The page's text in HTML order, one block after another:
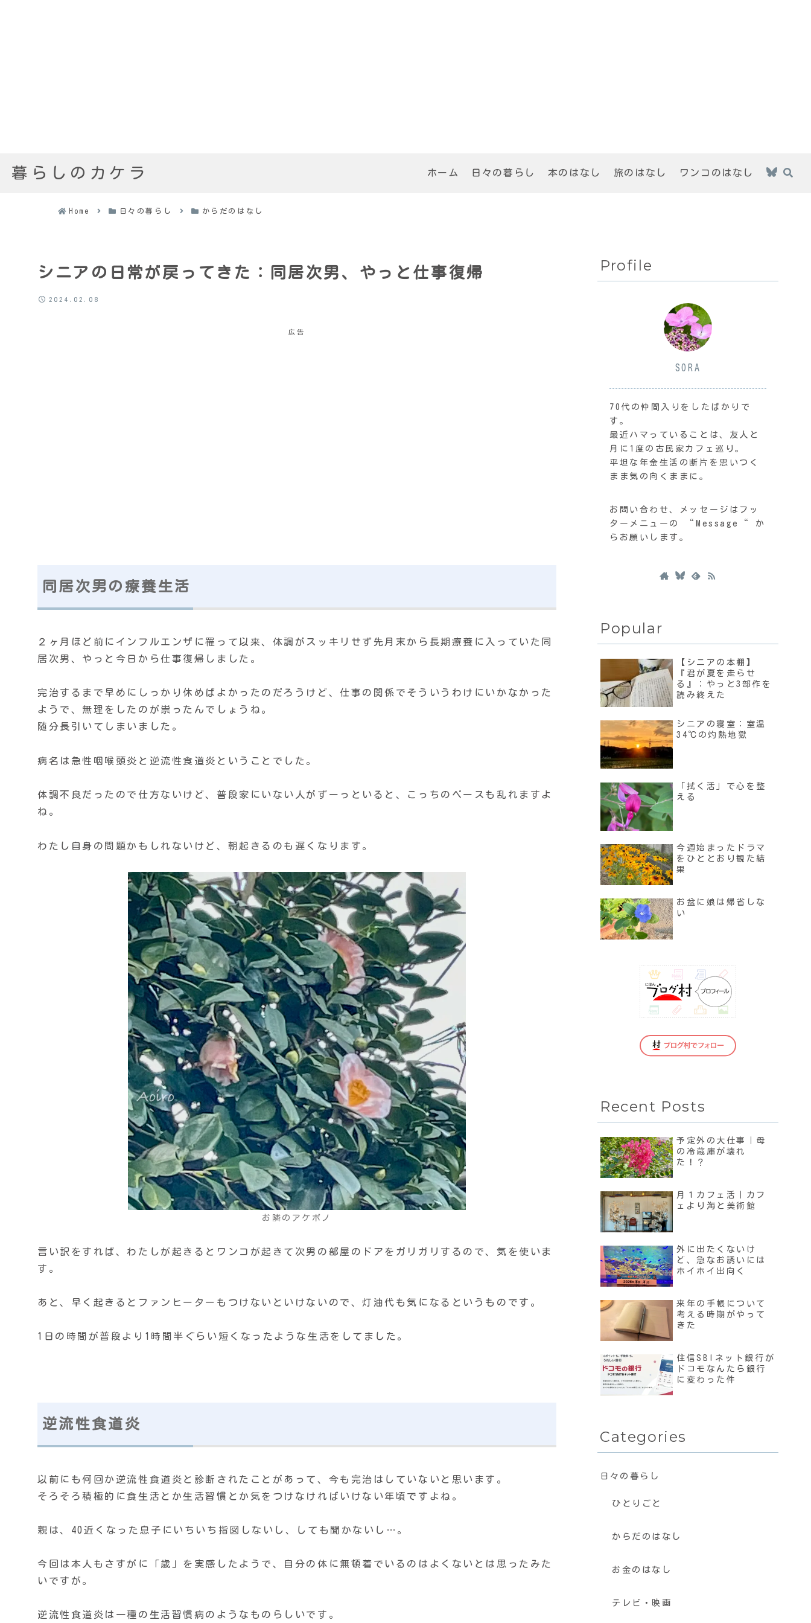
暮らしのカケラ ホーム 日々の暮らし 本のはなし 旅のはなし ワンコのはなし
Home 日々の暮らし からだのはなし
シニアの日常が戻ってきた：同居次男、やっと仕事復帰
2024.02.08
広告
同居次男の療養生活
２ヶ月ほど前にインフルエンザに罹って以来、体調がスッキリせず先月末から長期療養に入っていた同
居次男、やっと今日から仕事復帰しました。
完治するまで早めにしっかり休めばよかったのだろうけど、仕事の関係でそういうわけにいかなかった
ようで、無理をしたのが祟ったんでしょうね。
随分長引いてしまいました。
病名は急性咽喉頭炎と逆流性食道炎ということでした。
体調不良だったので仕方ないけど、普段家にいない人がずーっといると、こっちのペースも乱れますよ
ね。
わたし自身の問題かもしれないけど、朝起きるのも遅くなります。
お隣のアケボノ
言い訳をすれば、わたしが起きるとワンコが起きて次男の部屋のドアをガリガリするので、気を使いま
す。
あと、早く起きるとファンヒーターもつけないといけないので、灯油代も気になるというものです。
1日の時間が普段より1時間半ぐらい短くなったような生活をしてました。
逆流性食道炎
以前にも何回か逆流性食道炎と診断されたことがあって、今も完治はしていないと思います。
そろそろ積極的に食生活とか生活習慣とか気をつけなければいけない年頃ですよね。
親は、40近くなった息子にいちいち指図しないし、しても聞かないし…。
今回は本人もさすがに「歳」を実感したようで、自分の体に無頓着でいるのはよくないとは思ったみた
いですが。
逆流性食道炎は一種の生活習慣病のようなものらしいです。
Profile
SORA
70代の仲間入りをしたばかりで
す。
最近ハマっていることは、友人と
月に1度の古民家カフェ巡り。
平坦な年金生活の断片を思いつく
まま気の向くままに。
お問い合わせ、メッセージはフッ
ターメニューの “Message“ か
らお願いします。
Popular
【シニアの本棚】
『君が夏を走らせ
る』：やっと3部作を
読み終えた
シニアの寝室：室温
34℃の灼熱地獄
「拭く活」で心を整
える
今週始まったドラマ
をひととおり観た結
果
お盆に娘は帰省しな
い
Recent Posts
予定外の大仕事｜母
の冷蔵庫が壊れ
た！？
月１カフェ活｜カフ
ェより海と美術館
外に出たくないけ
ど、急なお誘いには
ホイホイ出向く
来年の手帳について
考える時期がやって
きた
住信SBIネット銀行が
ドコモなんたら銀行
に変わった件
Categories
日々の暮らし
ひとりごと
からだのはなし
お金のはなし
テレビ・映画